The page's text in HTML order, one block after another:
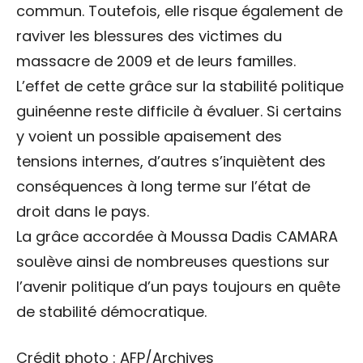
commun. Toutefois, elle risque également de
raviver les blessures des victimes du
massacre de 2009 et de leurs familles.
L’effet de cette grâce sur la stabilité politique
guinéenne reste difficile à évaluer. Si certains
y voient un possible apaisement des
tensions internes, d’autres s’inquiètent des
conséquences à long terme sur l’état de
droit dans le pays.
La grâce accordée à Moussa Dadis CAMARA
soulève ainsi de nombreuses questions sur
l’avenir politique d’un pays toujours en quête
de stabilité démocratique.
Crédit photo : AFP/Archives